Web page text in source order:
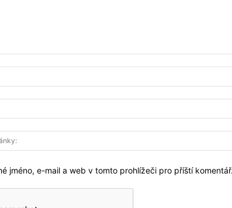
jméno, e-mail a web v tomto prohlížeči pro příští komentář.